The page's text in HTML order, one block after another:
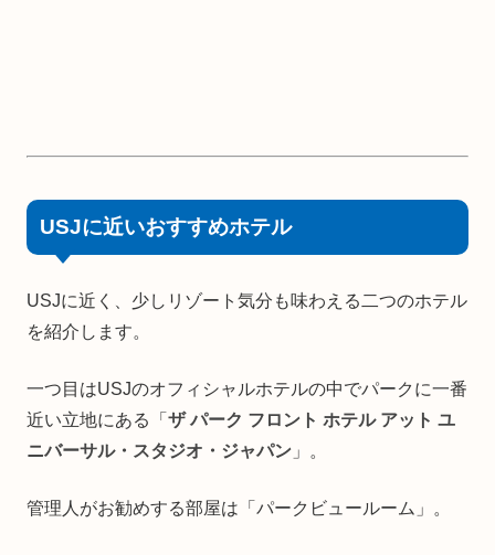
USJに近いおすすめホテル
USJに近く、少しリゾート気分も味わえる二つのホテル
を紹介します。
一つ目はUSJのオフィシャルホテルの中でパークに一番
近い立地にある「 ザ パーク フロント ホテル アット ユ
ニバーサル・スタジオ・ジャパン 」。
管理人がお勧めする部屋は「パークビュールーム」。